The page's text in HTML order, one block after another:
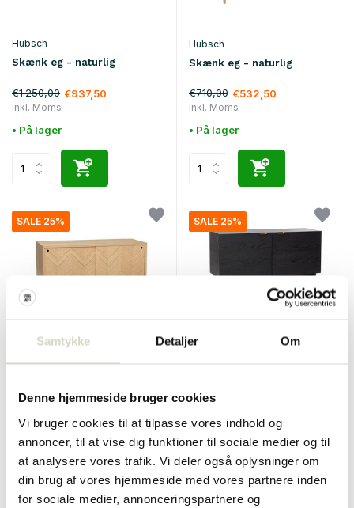
Samtykke Detaljer Om
Denne hjemmeside bruger cookies
Vi bruger cookies til at tilpasse vores indhold og
annoncer, til at vise dig funktioner til sociale medier og til
at analysere vores trafik. Vi deler også oplysninger om
din brug af vores hjemmeside med vores partnere inden
for sociale medier, annonceringspartnere og
Hubsch
Skænk eg - naturlig
€1.250,00 €937,50
Inkl. Moms
• På lager
Hubsch
Skænk eg - naturlig
€710,00 €532,50
Inkl. Moms
• På lager
SALE 25%
Hubsch
Inkl. Moms
• På lager
SALE 25%
Inkl. Moms
• På lager